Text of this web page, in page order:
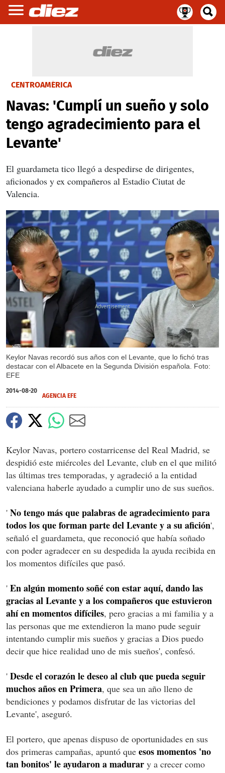
CENTROAMÉRICA
Navas: 'Cumplí un sueño y solo
tengo agradecimiento para el
Levante'
El guardameta tico llegó a despedirse de dirigentes,
aficionados y ex compañeros al Estadio Ciutat de
Valencia.
Keylor Navas recordó sus años con el Levante, que lo fichó tras
destacar con el Albacete en la Segunda División española. Foto:
EFE
X
2014-08-20
AGENCIA EFE
Keylor Navas, portero costarricense del Real Madrid, se
despidió este miércoles del Levante, club en el que militó
las últimas tres temporadas, y agradeció a la entidad
valenciana haberle ayudado a cumplir uno de sus sueños.
' No tengo más que palabras de agradecimiento para
todos los que forman parte del Levante y a su afición',
señaló el guardameta, que reconoció que había soñado
con poder agradecer en su despedida la ayuda recibida en
los momentos difíciles que pasó.
' En algún momento soñé con estar aquí, dando las
gracias al Levante y a los compañeros que estuvieron
ahí en momentos difíciles, pero gracias a mi familia y a
las personas que me extendieron la mano pude seguir
intentando cumplir mis sueños y gracias a Dios puedo
decir que hice realidad uno de mis sueños', confesó.
' Desde el corazón le deseo al club que pueda seguir
muchos años en Primera, que sea un año lleno de
bendiciones y podamos disfrutar de las victorias del
Levante', aseguró.
El portero, que apenas dispuso de oportunidades en sus
dos primeras campañas, apuntó que esos momentos 'no
tan bonitos' le ayudaron a madurar y a crecer como